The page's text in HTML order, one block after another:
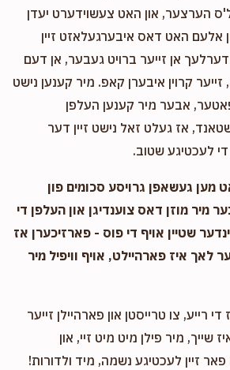
הערצער, און האט צעשוידערט יעדן
אלעם האט דאס איבערגעלאזט זיין
אן זייער ברויט געבער, אן דעם
קרוין איבערן קאפ. מיר קענען נישט
אבער מיר קענען העלפן
אז געלט זאל נישט זיין דער
לעכטיגע שטוב.
מען געשאפן גרויסע סכומים פון
מיר מוזן דאס צוענדיגן און העלפן די
שטיין אויף די פוס - פארזיכערן אז
לאך איז פארהיילט, אויף וויפיל מיר
רייע, צו טרייסטן און פארהיילן זייער
שייך, מיר פילן מיט מיט זיי, און
זיין לעכטיגע נשמה, מיד ולדורות!